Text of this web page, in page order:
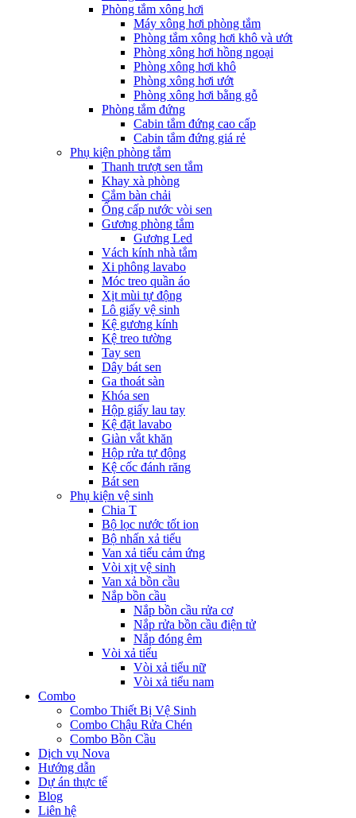
Phòng tắm xông hơi
Máy xông hơi phòng tắm
Phòng tắm xông hơi khô và ướt
Phòng xông hơi hồng ngoại
Phòng xông hơi khô
Phòng xông hơi ướt
Phòng xông hơi bằng gỗ
Phòng tắm đứng
Cabin tắm đứng cao cấp
Cabin tắm đứng giá rẻ
Phụ kiện phòng tắm
Thanh trượt sen tắm
Khay xà phòng
Cắm bàn chải
Ống cấp nước vòi sen
Gương phòng tắm
Gương Led
Vách kính nhà tắm
Xi phông lavabo
Móc treo quần áo
Xịt mùi tự động
Lô giấy vệ sinh
Kệ gương kính
Kệ treo tường
Tay sen
Dây bát sen
Ga thoát sàn
Khóa sen
Hộp giấy lau tay
Kệ đặt lavabo
Giàn vắt khăn
Hộp rửa tự động
Kệ cốc đánh răng
Bát sen
Phụ kiện vệ sinh
Chia T
Bộ lọc nước tốt ion
Bộ nhấn xả tiểu
Van xả tiểu cảm ứng
Vòi xịt vệ sinh
Van xả bồn cầu
Nắp bồn cầu
Nắp bồn cầu rửa cơ
Nắp rửa bồn cầu điện tử
Nắp đóng êm
Vòi xả tiểu
Vòi xả tiểu nữ
Vòi xả tiểu nam
Combo
Combo Thiết Bị Vệ Sinh
Combo Chậu Rửa Chén
Combo Bồn Cầu
Dịch vụ Nova
Hướng dẫn
Dự án thực tế
Blog
Liên hệ